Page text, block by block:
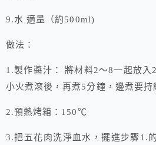
9.水 適量（約500ml)
做法：
1.製作醬汁： 將材料2～8一起放入
小火煮滾後，再煮5分鐘，邊煮要持
2.預熱烤箱：150℃
3.把五花肉洗淨血水，擺進步驟1.